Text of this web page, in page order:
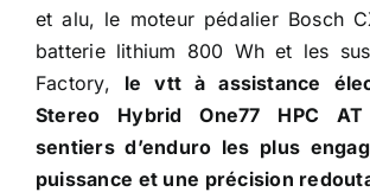
et alu, le moteur pédalier Bosch
batterie lithium 800 Wh et les
Factory, le vtt à assistance
Stereo Hybrid One77 HPC
sentiers d’enduro les plus
puissance et une précision